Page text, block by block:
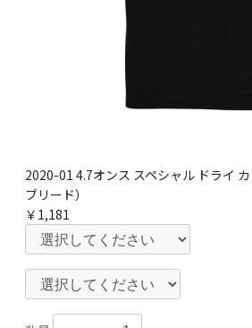
2020-01 4.7オンス スペシャル ドライ
ブリード）
￥1,181